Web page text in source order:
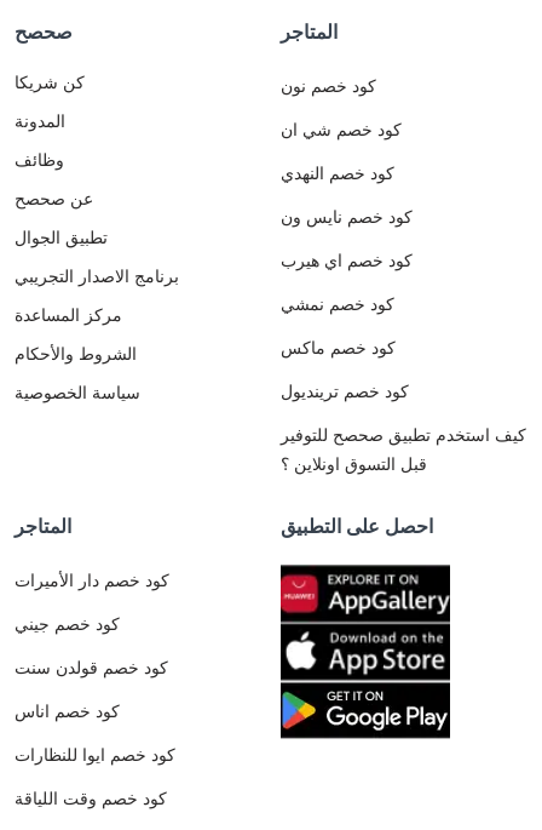
صحصح
كن شريكا
المدونة
وظائف
عن صحصح
تطبيق الجوال
برنامج الاصدار التجريبي
مركز المساعدة
الشروط والأحكام
سياسة الخصوصية
المتاجر
كود خصم نون
كود خصم شي ان
كود خصم النهدي
كود خصم نايس ون
كود خصم اي هيرب
كود خصم نمشي
كود خصم ماكس
كود خصم ترينديول
كيف استخدم تطبيق صحصح للتوفير
قبل التسوق اونلاين ؟
المتاجر
كود خصم دار الأميرات
كود خصم جيني
كود خصم قولدن سنت
كود خصم اناس
كود خصم ايوا للنظارات
كود خصم وقت اللياقة
احصل على التطبيق